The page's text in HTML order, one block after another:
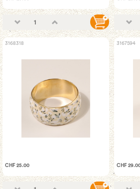
3168318
CHF 25.00
3167594
CHF